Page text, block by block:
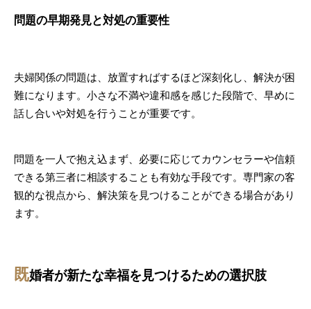
問題の早期発見と対処の重要性
夫婦関係の問題は、放置すればするほど深刻化し、解決が困
難になります。小さな不満や違和感を感じた段階で、早めに
話し合いや対処を行うことが重要です。
問題を一人で抱え込まず、必要に応じてカウンセラーや信頼
できる第三者に相談することも有効な手段です。専門家の客
観的な視点から、解決策を見つけることができる場合があり
ます。
既婚者が新たな幸福を見つけるための選択肢